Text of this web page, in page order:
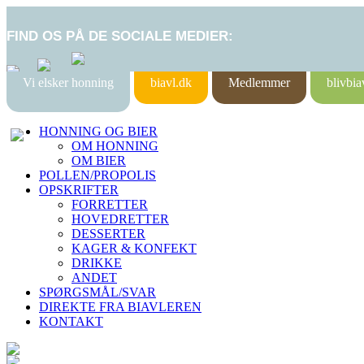
FIND OS PÅ DE SOCIALE MEDIER:
Vi elsker honning biavl.dk Medlemmer
HONNING OG BIER
OM HONNING
OM BIER
POLLEN/PROPOLIS
OPSKRIFTER
FORRETTER
HOVEDRETTER
DESSERTER
KAGER & KONFEKT
DRIKKE
ANDET
SPØRGSMÅL/SVAR
DIREKTE FRA BIAVLEREN
KONTAKT